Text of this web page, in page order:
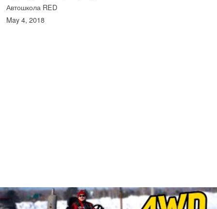
Автошкола RED
May 4, 2018